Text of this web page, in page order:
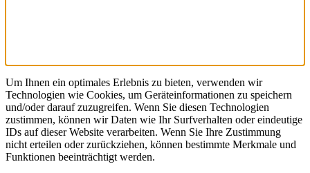
Um Ihnen ein optimales Erlebnis zu bieten, verwenden wir
Technologien wie Cookies, um Geräteinformationen zu speichern
und/oder darauf zuzugreifen. Wenn Sie diesen Technologien
zustimmen, können wir Daten wie Ihr Surfverhalten oder eindeutige
IDs auf dieser Website verarbeiten. Wenn Sie Ihre Zustimmung
nicht erteilen oder zurückziehen, können bestimmte Merkmale und
Funktionen beeinträchtigt werden.